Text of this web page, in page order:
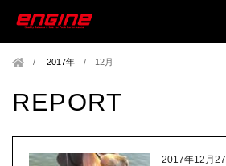
2017年 / 12月
REPORT
2017年12月27